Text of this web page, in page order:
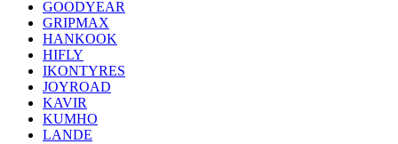
GOODYEAR
GRIPMAX
HANKOOK
HIFLY
IKONTYRES
JOYROAD
KAVIR
KUMHO
LANDE